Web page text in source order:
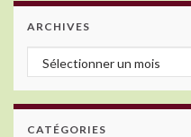
ARCHIVES
Archives
CATÉGORIES